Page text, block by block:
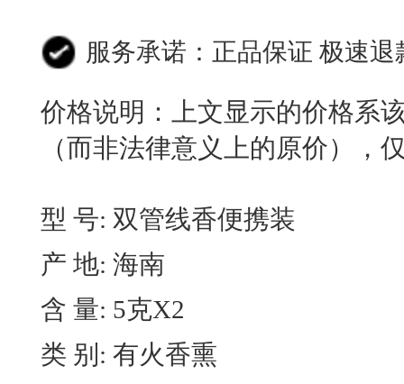
服务承诺：正品保证 极速
价格说明：上文显示的价格系
（而非法律意义上的原价），
型 号: 双管线香便携装
产 地: 海南
含 量: 5克X2
类 别: 有火香熏